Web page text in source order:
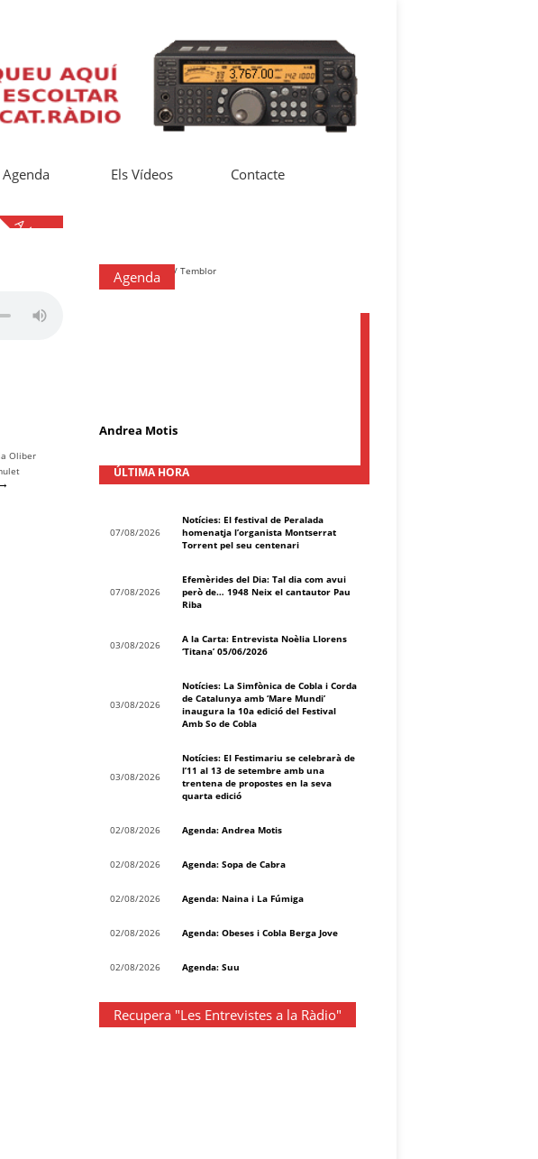
Agenda Els Vídeos Contacte
A la Carta
Agenda
Andrea Motis
ÚLTIMA HORA
07/08/2026
Notícies: El festival de Peralada
homenatja l’organista Montserrat
Torrent pel seu centenari
07/08/2026
Efemèrides del Dia: Tal dia com avui
però de… 1948 Neix el cantautor Pau
Riba
03/08/2026
A la Carta: Entrevista Noèlia Llorens
‘Titana’ 05/06/2026
03/08/2026
Notícies: La Simfònica de Cobla i Corda
de Catalunya amb ‘Mare Mundi’
inaugura la 10a edició del Festival
Amb So de Cobla
03/08/2026
Notícies: El Festimariu se celebrarà de
l’11 al 13 de setembre amb una
trentena de propostes en la seva
quarta edició
02/08/2026 Agenda: Andrea Motis
02/08/2026 Agenda: Sopa de Cabra
02/08/2026 Agenda: Naina i La Fúmiga
02/08/2026 Agenda: Obeses i Cobla Berga Jove
02/08/2026 Agenda: Suu
Recupera "Les Entrevistes a la Ràdio"